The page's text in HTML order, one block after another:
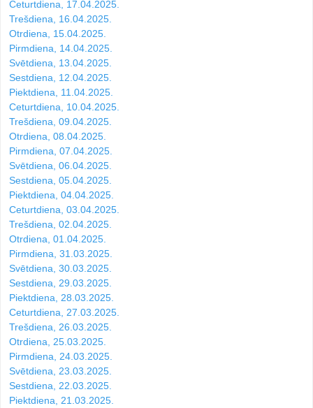
Ceturtdiena, 17.04.2025.
Trešdiena, 16.04.2025.
Otrdiena, 15.04.2025.
Pirmdiena, 14.04.2025.
Svētdiena, 13.04.2025.
Sestdiena, 12.04.2025.
Piektdiena, 11.04.2025.
Ceturtdiena, 10.04.2025.
Trešdiena, 09.04.2025.
Otrdiena, 08.04.2025.
Pirmdiena, 07.04.2025.
Svētdiena, 06.04.2025.
Sestdiena, 05.04.2025.
Piektdiena, 04.04.2025.
Ceturtdiena, 03.04.2025.
Trešdiena, 02.04.2025.
Otrdiena, 01.04.2025.
Pirmdiena, 31.03.2025.
Svētdiena, 30.03.2025.
Sestdiena, 29.03.2025.
Piektdiena, 28.03.2025.
Ceturtdiena, 27.03.2025.
Trešdiena, 26.03.2025.
Otrdiena, 25.03.2025.
Pirmdiena, 24.03.2025.
Svētdiena, 23.03.2025.
Sestdiena, 22.03.2025.
Piektdiena, 21.03.2025.